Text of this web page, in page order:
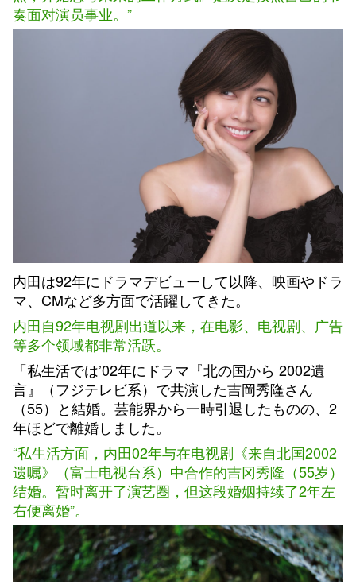
奏面对演员事业。”
内田は92年にドラマデビューして以降、映画やドラ
マ、CMなど多方面で活躍してきた。
内田自92年电视剧出道以来，在电影、电视剧、广告
等多个领域都非常活跃。
「私生活では’02年にドラマ『北の国から 2002遺
言』（フジテレビ系）で共演した吉岡秀隆さん
（55）と結婚。芸能界から一時引退したものの、2
年ほどで離婚しました。
“私生活方面，内田02年与在电视剧《来自北国2002
遗嘱》（富士电视台系）中合作的吉冈秀隆（55岁）
结婚。暂时离开了演艺圈，但这段婚姻持续了2年左
右便离婚”。